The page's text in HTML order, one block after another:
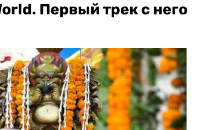
Первый трек с него